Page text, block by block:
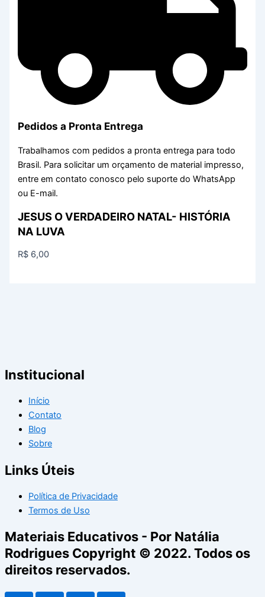
Pedidos a Pronta Entrega
Trabalhamos com pedidos a pronta entrega para todo
Brasil. Para solicitar um orçamento de material impresso,
entre em contato conosco pelo suporte do WhatsApp
ou E-mail.
JESUS O VERDADEIRO NATAL- HISTÓRIA
NA LUVA
R$ 6,00
Institucional
Início
Contato
Blog
Sobre
Links Úteis
Política de Privacidade
Termos de Uso
Materiais Educativos - Por Natália
Rodrigues Copyright © 2022. Todos os
direitos reservados.